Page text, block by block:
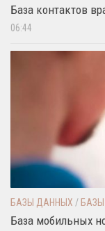
База контактов
06:44
БАЗЫ ДАННЫХ /
База мобильных